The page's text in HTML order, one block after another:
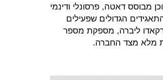
דאטה, פרסונלי ודינמי
הגדולים שפעילים
ליברה, מספקת מספר
מלא מצד החברה.